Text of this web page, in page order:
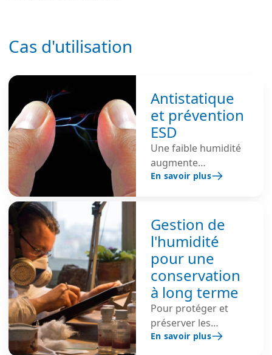
Cas d'utilisation
Antistatique
et prévention
ESD
Une faible humidité
augmente
l'accumulation
comme isolant, ce
qui rend les
décharges
électrostatiques
(ESD) plus probables.
Le maintien d'une
humidité relative
comprise entre 40 et
60 % aide à dissiper
En savoir plus
Gestion de
l'humidité
pour une
conservation
à long terme
Pour protéger et
préserver les
matériaux, il est
En savoir plus